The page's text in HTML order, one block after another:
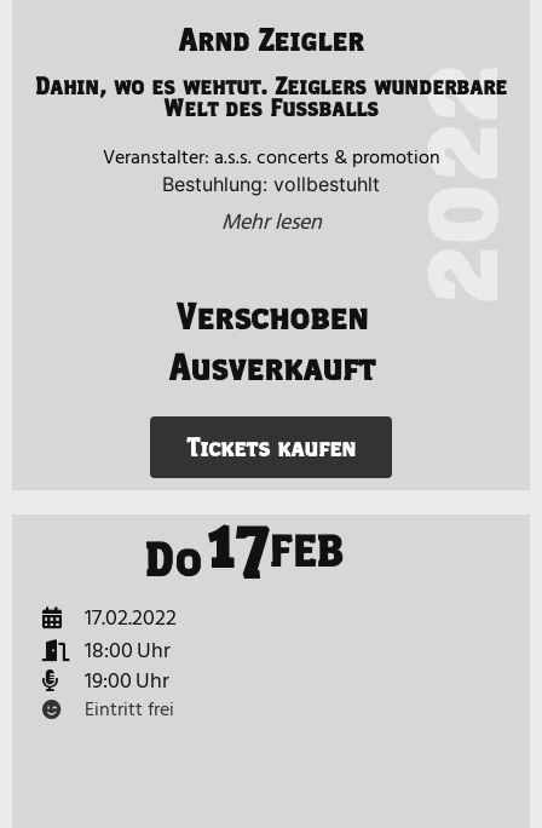
Arnd Zeigler
Dahin, wo es wehtut. Zeiglers wunderbare
Welt des Fußballs
a.s.s. concerts & promotion
Bestuhlung: vollbestuhlt
Mehr lesen
Verschoben
Ausverkauft
Tickets kaufen
2022
Do17FEB
17.02.2022
18:00
19:00
Eintritt frei